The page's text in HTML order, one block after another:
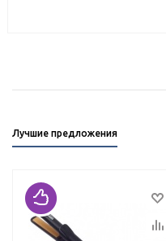
Лучшие предложения